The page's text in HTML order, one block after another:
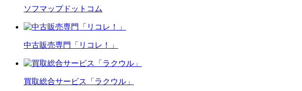
ソフマップドットコム
中古販売専門「リコレ！」
買取総合サービス「ラクウル」